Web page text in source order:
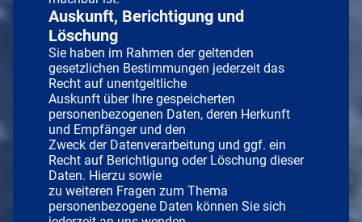
Auskunft, Berichtigung und
Löschung
Sie haben im Rahmen der geltenden
gesetzlichen Bestimmungen jederzeit das
Recht auf unentgeltliche
Auskunft über Ihre gespeicherten
personenbezogenen Daten, deren Herkunft
und Empfänger und den
Zweck der Datenverarbeitung und ggf. ein
Recht auf Berichtigung oder Löschung dieser
Daten. Hierzu sowie
zu weiteren Fragen zum Thema
personenbezogene Daten können Sie sich